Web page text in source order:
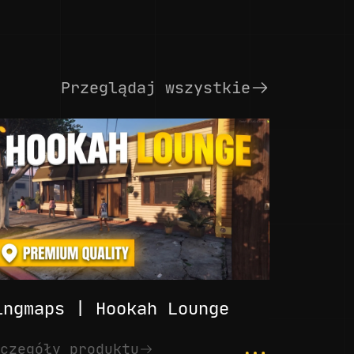
Przeglądaj wszystkie
| Hookah Lounge
produktu ...